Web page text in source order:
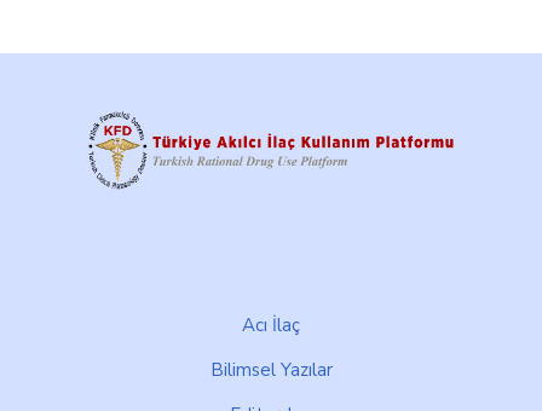
Acı İlaç
Bilimsel Yazılar